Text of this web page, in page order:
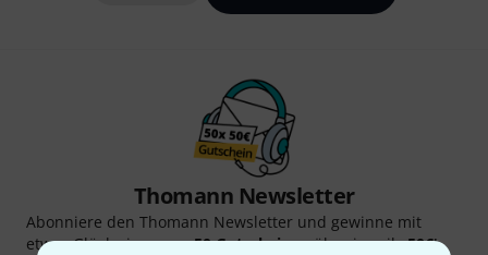
Thomann Newsletter
Abonniere den Thomann Newsletter und gewinne mit
etwas Glück einen von50 Gutscheinenüber jeweils50€!